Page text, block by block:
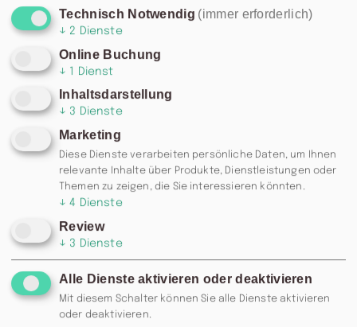
RESERVIERUNG: 0371 / 355 985
Technisch Notwendig (immer erforderlich)
↓ 2 Dienste
Online Buchung
↓ 1 Dienst
Inhaltsdarstellung
↓ 3 Dienste
Marketing
Diese Dienste verarbeiten persönliche Daten, um Ihnen
relevante Inhalte über Produkte, Dienstleistungen oder
Themen zu zeigen, die Sie interessieren könnten.
↓ 4 Dienste
Review
↓ 3 Dienste
Alle Dienste aktivieren oder deaktivieren
Mit diesem Schalter können Sie alle Dienste aktivieren
oder deaktivieren.